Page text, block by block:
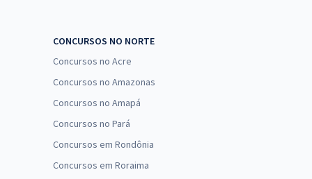
CONCURSOS NO NORTE
Concursos no Acre
Concursos no Amazonas
Concursos no Amapá
Concursos no Pará
Concursos em Rondônia
Concursos em Roraima